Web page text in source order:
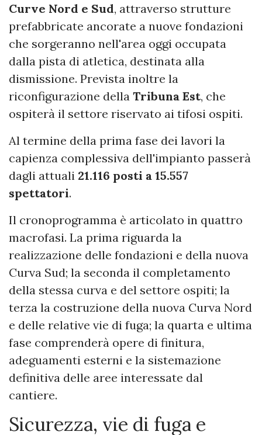
Curve Nord e Sud, attraverso strutture
prefabbricate ancorate a nuove fondazioni
che sorgeranno nell'area oggi occupata
dalla pista di atletica, destinata alla
dismissione. Prevista inoltre la
riconfigurazione della Tribuna Est, che
ospiterà il settore riservato ai tifosi ospiti.
Al termine della prima fase dei lavori la
capienza complessiva dell'impianto passerà
dagli attuali 21.116 posti a 15.557
spettatori.
Il cronoprogramma è articolato in quattro
macrofasi. La prima riguarda la
realizzazione delle fondazioni e della nuova
Curva Sud; la seconda il completamento
della stessa curva e del settore ospiti; la
terza la costruzione della nuova Curva Nord
e delle relative vie di fuga; la quarta e ultima
fase comprenderà opere di finitura,
adeguamenti esterni e la sistemazione
definitiva delle aree interessate dal
cantiere.
Sicurezza, vie di fuga e